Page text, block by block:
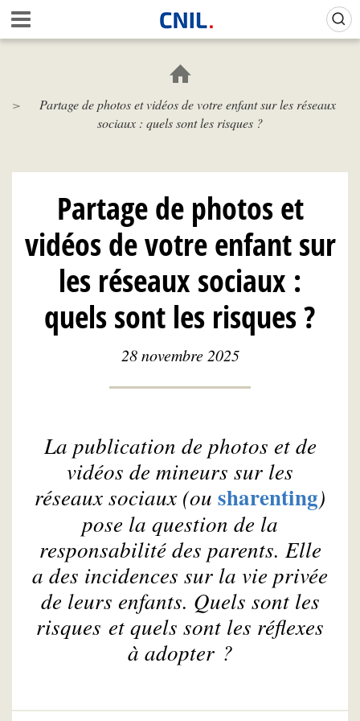
Aller
au
contenu
c
i
l
N
L
Partage de photos et vidéos de votre enfant sur les réseaux
sociaux : quels sont les risques ?
Partage de photos et
vidéos de votre enfant sur
les réseaux sociaux :
quels sont les risques ?
28 novembre 2025
La publication de photos et de
vidéos de mineurs sur les
réseaux sociaux (ou sharenting)
pose la question de la
responsabilité des parents. Elle
a des incidences sur la vie privée
de leurs enfants. Quels sont les
risques et quels sont les réflexes
à adopter ?
Gestion de vos préférences sur les cookies (témoins de connexion)